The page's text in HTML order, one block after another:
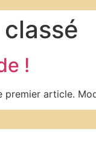
!
premier article.